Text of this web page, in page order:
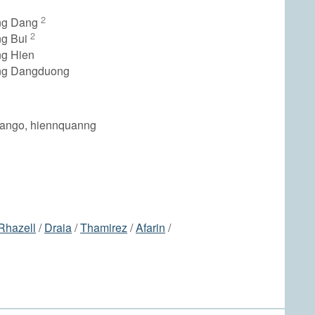
Dang 2
Bui 2
Hien
Dangduong
hiennquanng
/Draia/Thamirez/Afarin /